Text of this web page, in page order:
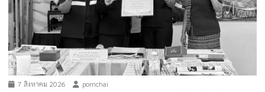
7 สิงหาคม 2026 pornchai